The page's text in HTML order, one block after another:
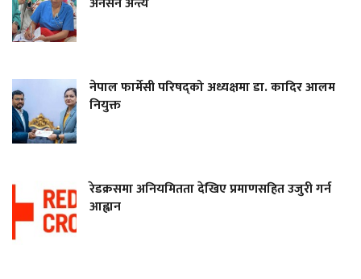
नेपाल फार्मेसी परिषद्को अध्यक्षमा डा. कादिर आलम
नियुक्त
रेडक्रसमा अनियमितता देखिए प्रमाणसहित उजुरी गर्न
आह्वान